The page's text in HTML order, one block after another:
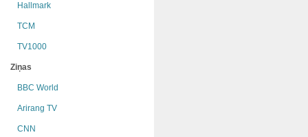
Hallmark
TCM
TV1000
Ziņas
BBC World
Arirang TV
CNN